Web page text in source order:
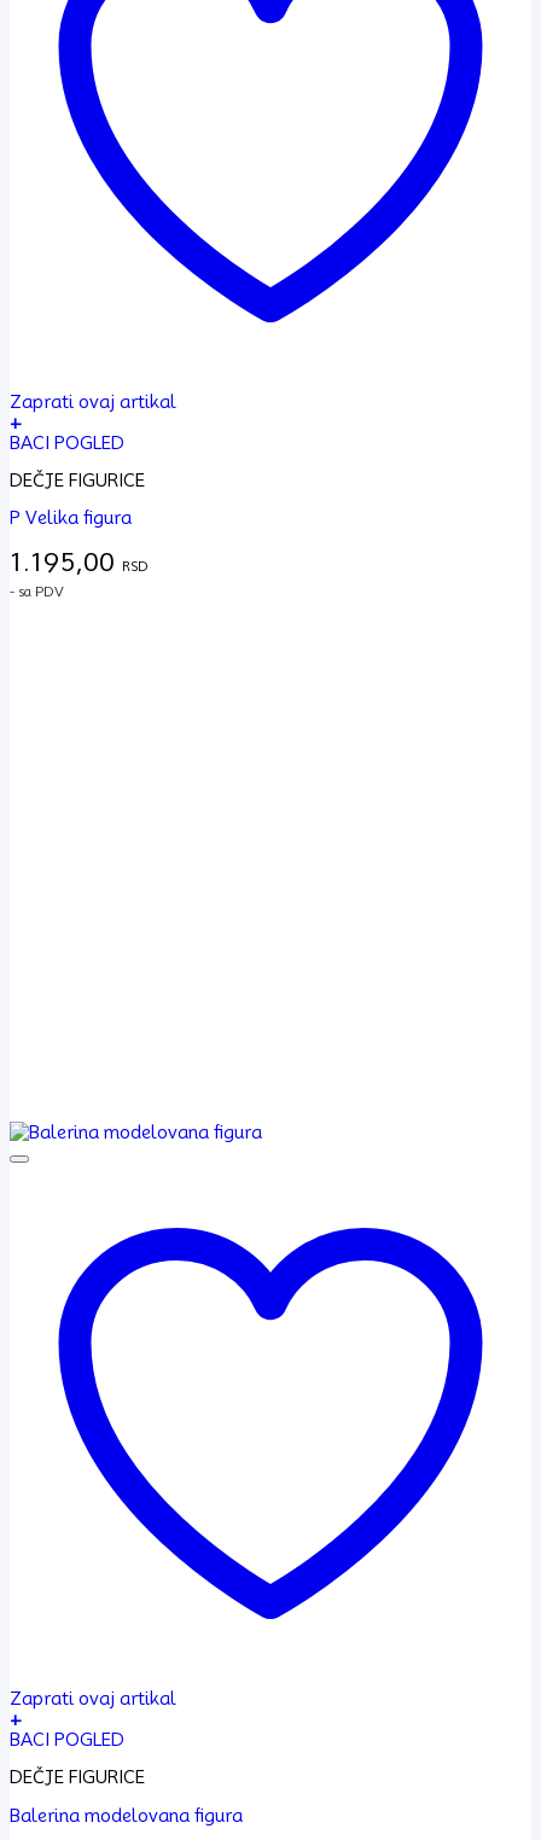
Zaprati ovaj artikal
+
BACI POGLED
DEČJE FIGURICE
P Velika figura
1.195,00 RSD
- sa PDV
Zaprati ovaj artikal
+
BACI POGLED
DEČJE FIGURICE
Balerina modelovana figura